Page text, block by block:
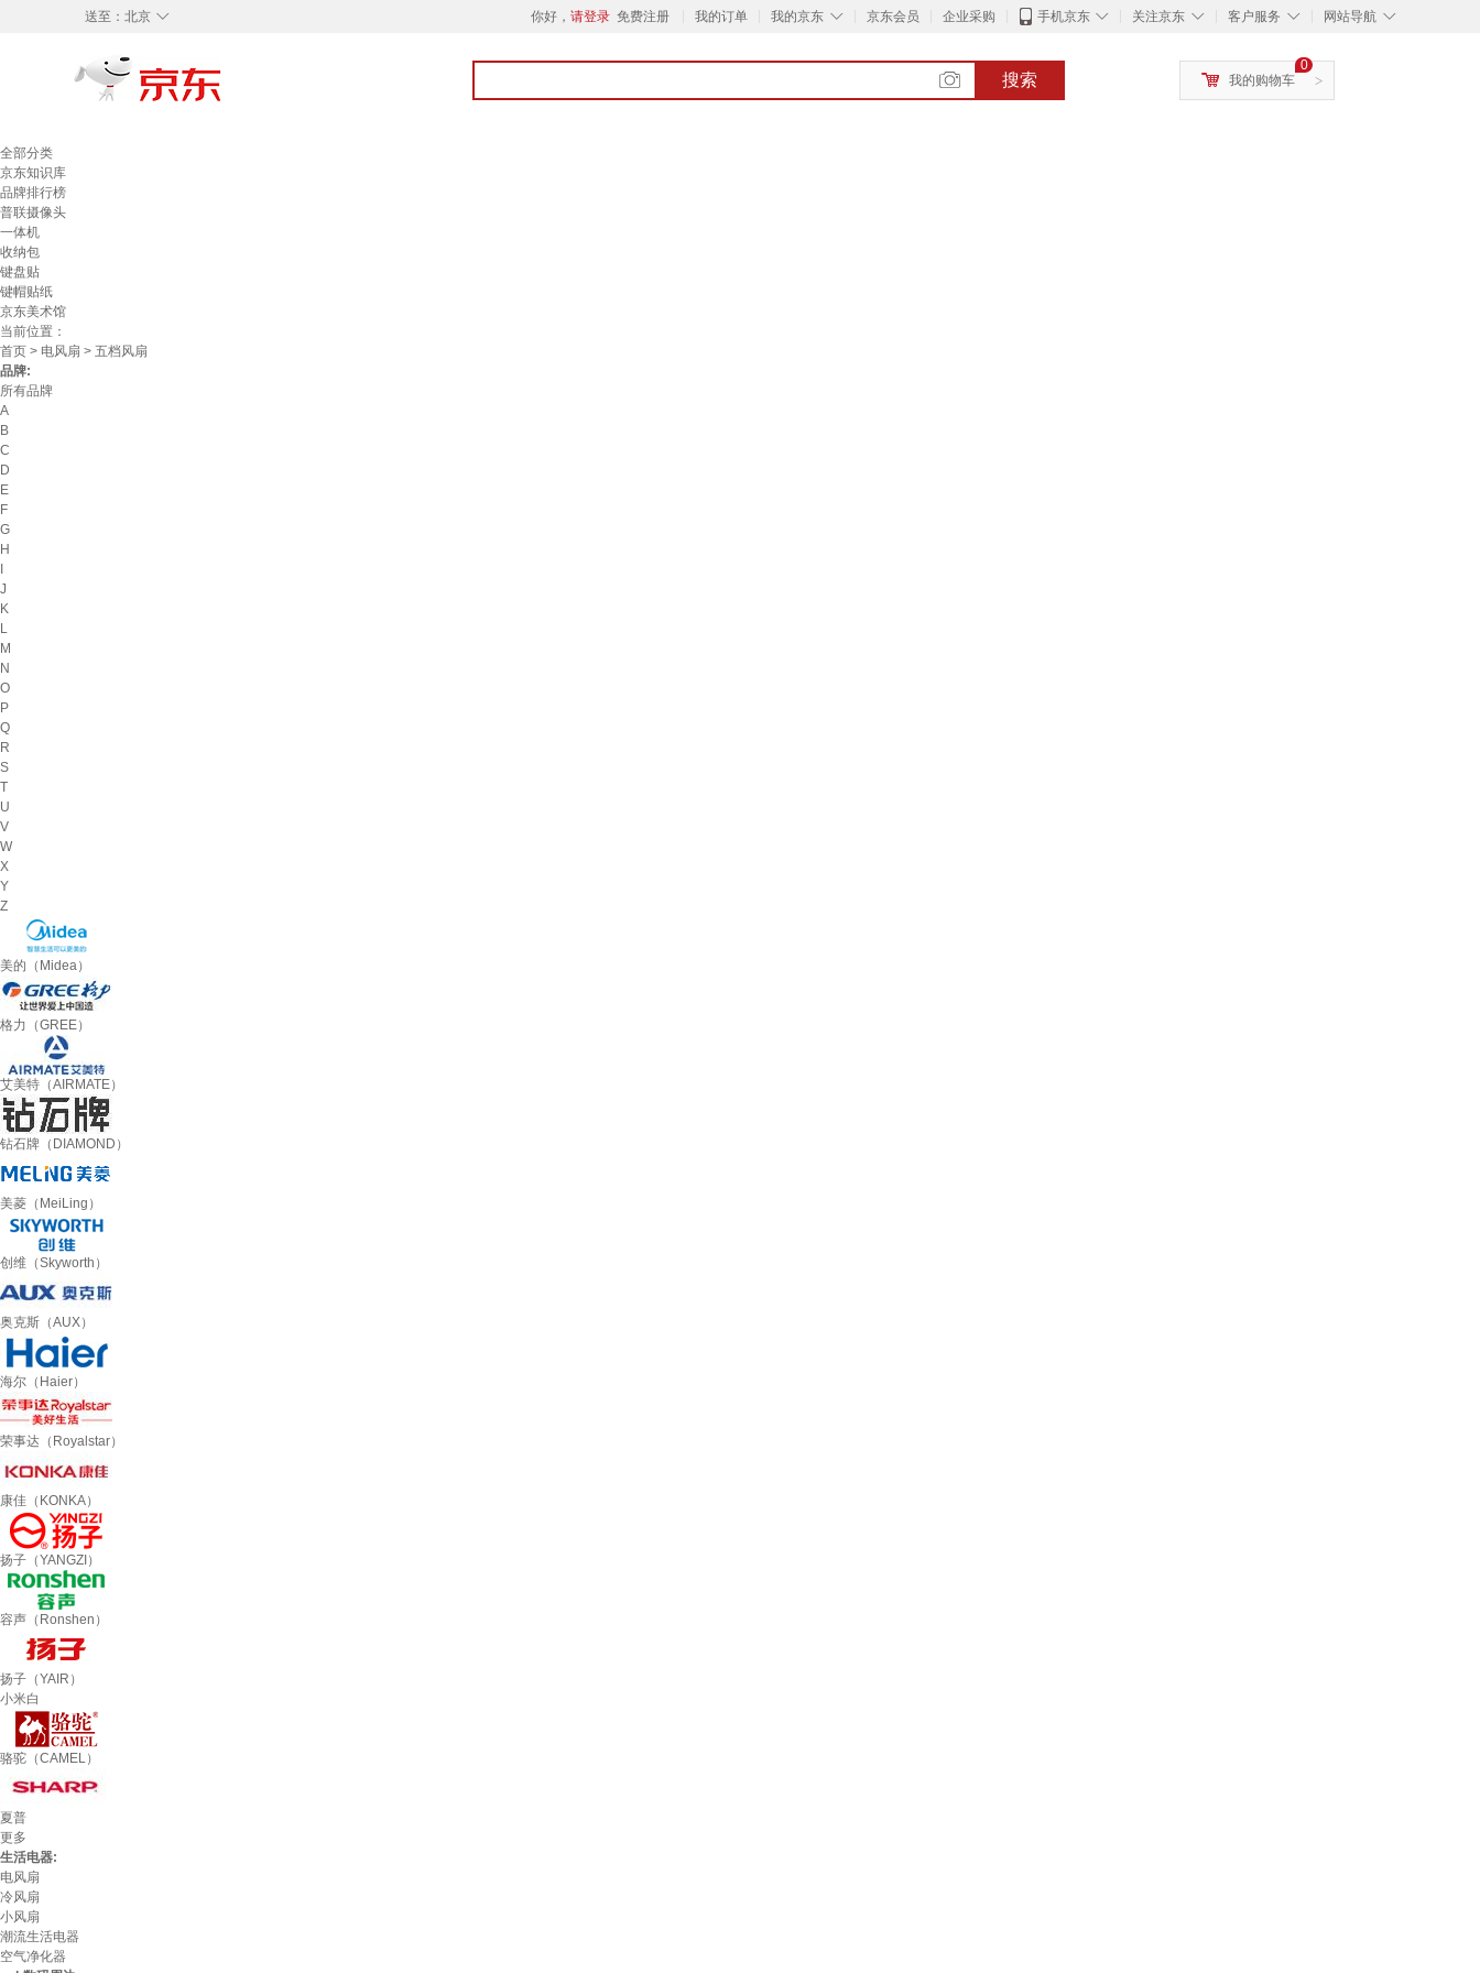
◇
送至： 北京 你好， 请登录 免费注册 我的订单 ◇
我的京东 京东会员 企业采购 ◇
手机京东 ◇
关注京东 ◇
客户服务 ◇
网站导航
搜索 >
0
我的购物车
全部分类
京东知识库
品牌排行榜
普联摄像头
一体机
收纳包
键盘贴
键帽贴纸
京东美术馆
当前位置：
首页 > 电风扇 > 五档风扇
品牌:
所有品牌
A
B
C
D
E
F
G
H
J
K
L
M
N
O
P
Q
R
S
T
U
V
W
X
Y
Z
美的（Midea）
格力（GREE）
艾美特（AIRMATE）
钻石牌（DIAMOND）
美菱（MeiLing）
创维（Skyworth）
奥克斯（AUX）
海尔（Haier）
荣事达（Royalstar）
康佳（KONKA）
扬子（YANGZI）
容声（Ronshen）
扬子（YAIR）
小米白
骆驼（CAMEL）
夏普
更多
生活电器:
电风扇
冷风扇
小风扇
潮流生活电器
空气净化器